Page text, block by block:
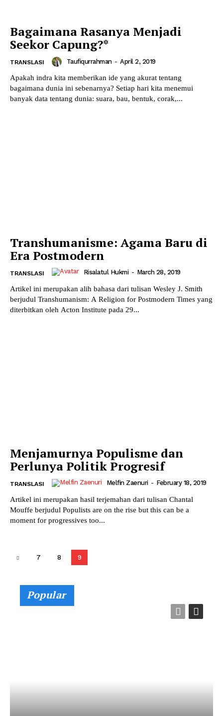
Bagaimana Rasanya Menjadi
Seekor Capung?*
TRANSLASI Taufiqurrahman - April 2, 2019
Apakah indra kita memberikan ide yang akurat tentang
bagaimana dunia ini sebenarnya? Setiap hari kita menemui
banyak data tentang dunia: suara, bau, bentuk, corak,...
Transhumanisme: Agama Baru di
Era Postmodern
TRANSLASI Risalatul Hukmi - March 28, 2019
Artikel ini merupakan alih bahasa dari tulisan Wesley J. Smith
berjudul Transhumanism: A Religion for Postmodern Times yang
diterbitkan oleh Acton Institute pada 29...
Menjamurnya Populisme dan
Perlunya Politik Progresif
TRANSLASI Melfin Zaenuri - February 18, 2019
Artikel ini merupakan hasil terjemahan dari tulisan Chantal
Mouffe berjudul Populists are on the rise but this can be a
moment for progressives too...
7 8 9
Popular